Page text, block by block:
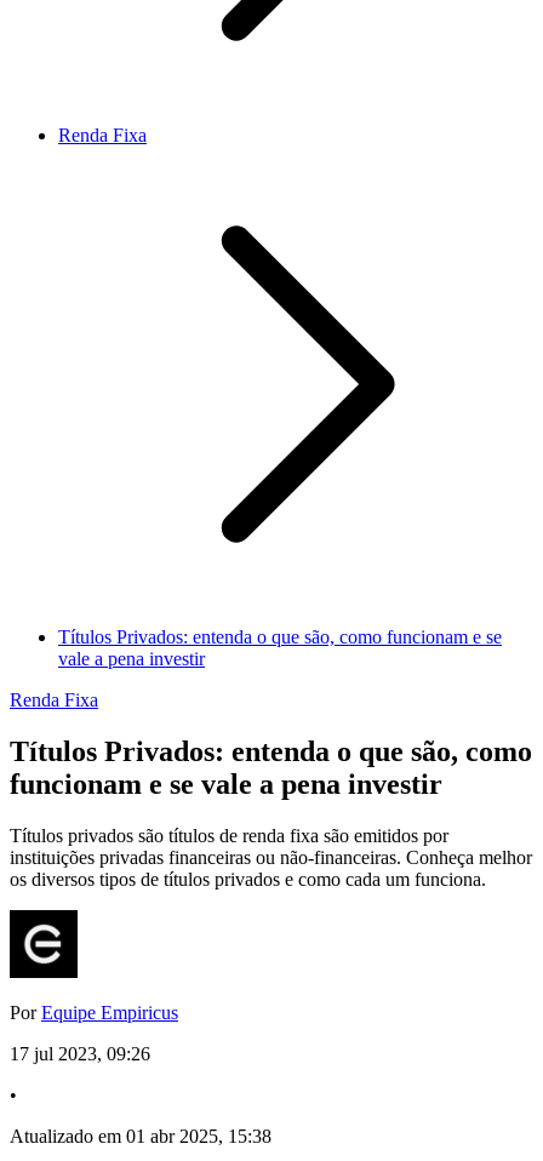
Renda Fixa
Títulos Privados: entenda o que são, como funcionam e se
vale a pena investir
Renda Fixa
Títulos Privados: entenda o que são, como
funcionam e se vale a pena investir
Títulos privados são títulos de renda fixa são emitidos por
instituições privadas financeiras ou não-financeiras. Conheça melhor
os diversos tipos de títulos privados e como cada um funciona.
PorEquipe Empiricus
17 jul 2023, 09:26
•
Atualizado em 01 abr 2025, 15:38